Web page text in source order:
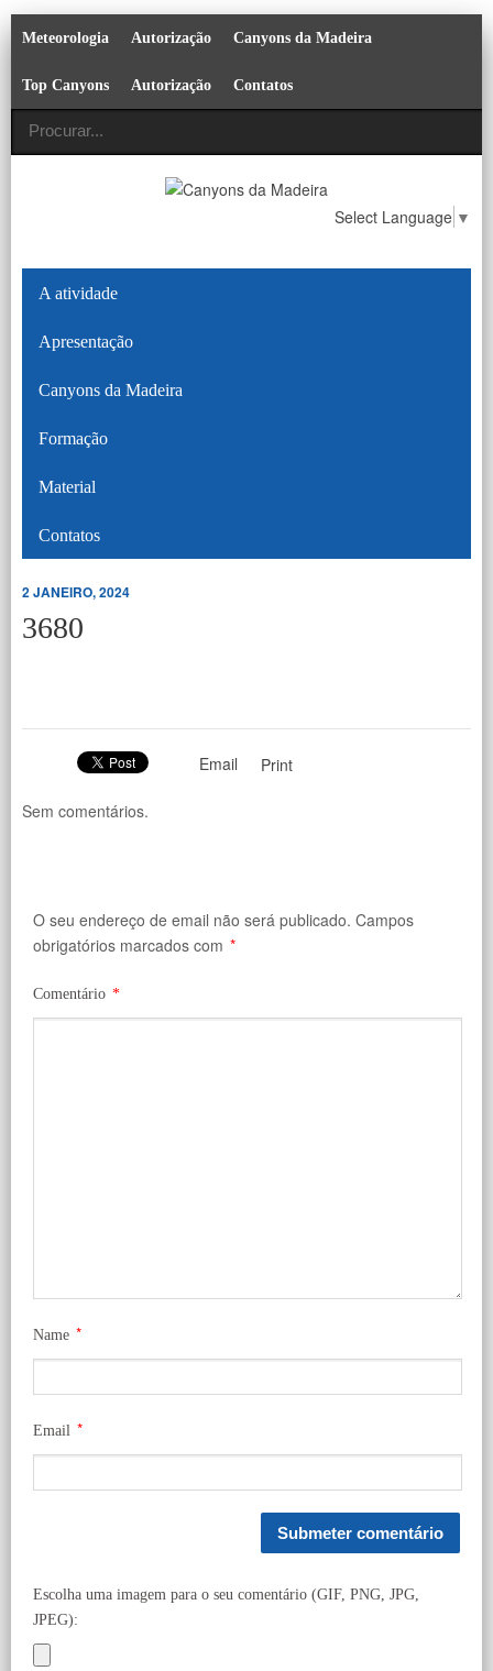
Meteorologia Autorização Canyons da Madeira
Top Canyons Autorização Contatos
Select Language ▼
A atividade
Apresentação
Canyons da Madeira
Formação
Material
Contatos
2 JANEIRO, 2024
3680
Email Print
Sem comentários.
O seu endereço de email não será publicado. Campos
obrigatórios marcados com *
Comentário *
Name *
Email *
Escolha uma imagem para o seu comentário (GIF, PNG, JPG,
JPEG):